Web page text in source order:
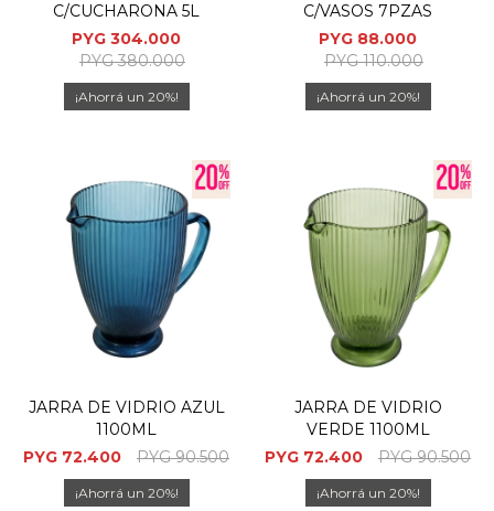
C/CUCHARONA 5L
PYG 304.000
PYG 380.000
20
C/VASOS 7PZAS
PYG 88.000
PYG 110.000
20
JARRA DE VIDRIO AZUL
1100ML
PYG 72.400 PYG 90.500
20
JARRA DE VIDRIO
VERDE 1100ML
PYG 72.400 PYG 90.500
20